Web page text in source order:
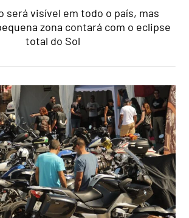
será visível em todo o país, mas
zona contará com o eclipse
total do Sol